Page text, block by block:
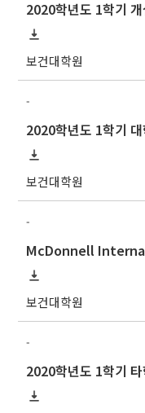
보건대학원
-
보건대학원
-
보건대학원
-